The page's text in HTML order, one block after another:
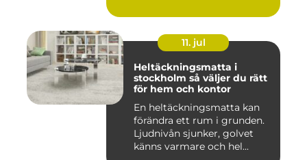
11. jul
Heltäckningsmatta i
stockholm så väljer du rätt
för hem och kontor
En heltäckningsmatta kan
förändra ett rum i grunden.
Ljudnivån sjunker, golvet
känns varmare och hel...